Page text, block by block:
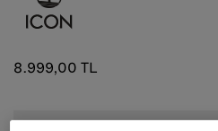
8.999,00 TL